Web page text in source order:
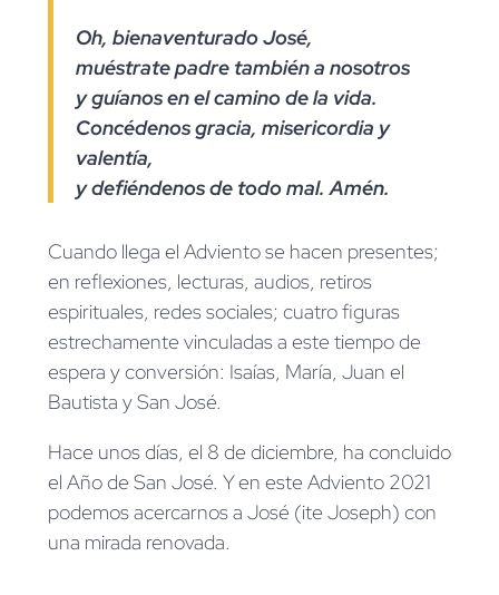
Oh, bienaventurado José,
muéstrate padre también a nosotros
y guíanos en el camino de la vida.
Concédenos gracia, misericordia y
valentía,
y defiéndenos de todo mal. Amén.
Cuando llega el Adviento se hacen presentes;
en reflexiones, lecturas, audios, retiros
espirituales, redes sociales; cuatro figuras
estrechamente vinculadas a este tiempo de
espera y conversión: Isaías, María, Juan el
Bautista y San José.
Hace unos días, el 8 de diciembre, ha concluido
el Año de San José. Y en este Adviento 2021
podemos acercarnos a José (ite Joseph) con
una mirada renovada.